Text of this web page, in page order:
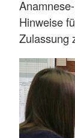
Hinweise
Zulassung